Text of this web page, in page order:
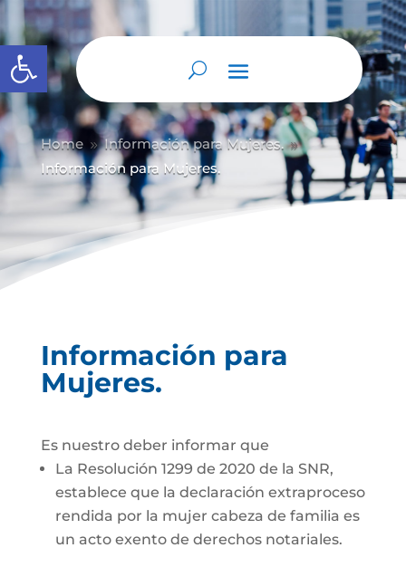
Abrir barra de herramientas
Home 9 Información para Mujeres. 9
Información para Mujeres.
Información para
Mujeres.
Es nuestro deber informar que
La Resolución 1299 de 2020 de la SNR,
establece que la declaración extraproceso
rendida por la mujer cabeza de familia es
un acto exento de derechos notariales.